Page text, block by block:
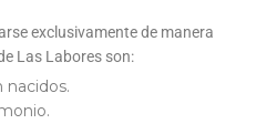
exclusivamente de manera
Las Labores son:
nacidos.